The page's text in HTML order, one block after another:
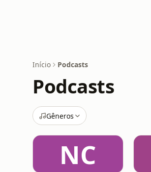
Início Podcasts
Podcasts
Gêneros
NC